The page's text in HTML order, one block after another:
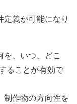
義が可能になり
を、いつ、どこ
ることが有効で
制作物の方向性を